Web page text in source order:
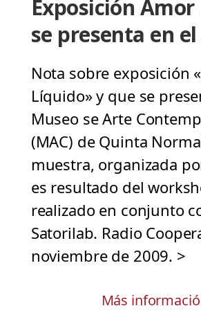
Exposición
se presenta en
Nota sobre exposición
Líquido» y que se
Museo se Arte
(MAC) de Quinta
muestra, organizada
es resultado del
realizado en conjunto
Satorilab. Radio
noviembre de 2009. >
Más